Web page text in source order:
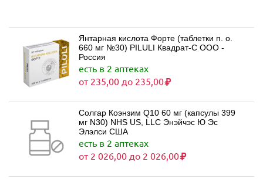
Янтарная кислота Форте (таблетки п. о.
660 мг №30) PILULI Квадрат-С ООО -
Россия
есть в 2 аптеках
от 235,00 до 235,00
Солгар Коэнзим Q10 60 мг (капсулы 399
мг N30) NHS US, LLC Энэйчэс Ю Эс
Элэлси США
есть в 2 аптеках
от 2 026,00 до 2 026,00